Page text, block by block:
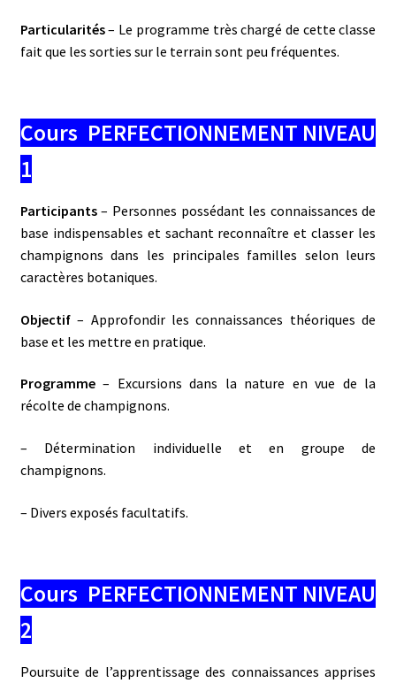
Particularités– Le programme très chargé de cette classe
fait que les sorties sur le terrain sont peu fréquentes.
Cours PERFECTIONNEMENT NIVEAU
1
Participants– Personnes possédant les connaissances de
base indispensables et sachant reconnaître et classer les
champignons dans les principales familles selon leurs
caractères botaniques.
Objectif– Approfondir les connaissances théoriques de
base et les mettre en pratique.
Programme– Excursions dans la nature en vue de la
récolte de champignons.
– Détermination individuelle et en groupe de
champignons.
– Divers exposés facultatifs.
Cours PERFECTIONNEMENT NIVEAU
2
Poursuite de l’apprentissage des connaissances apprises